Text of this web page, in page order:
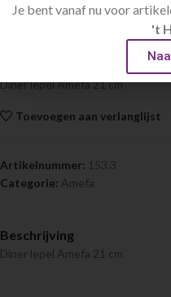
Diner lepel Amefa 21
Diner lepel Amefa 21 cm
Toevoegen aan verlanglijst
Artikelnummer: 153.3
Categorie: Amefa
Beschrijving
Diner lepel Amefa 21 cm
Je bent vanaf nu voor
't